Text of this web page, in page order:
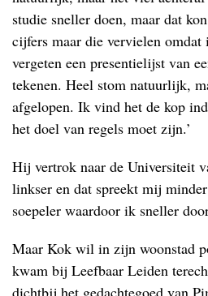
studie sneller doen, maar dat
cijfers maar die vervielen omdat
vergeten een presentielijst van
tekenen. Heel stom natuurlijk,
afgelopen. Ik vind het de kop
het doel van regels moet zijn.’
Hij vertrok naar de Universiteit
linkser en dat spreekt mij
soepeler waardoor ik sneller
Maar Kok wil in zijn woonstad
kwam bij Leefbaar Leiden
dichtbij het gedachtegoed van